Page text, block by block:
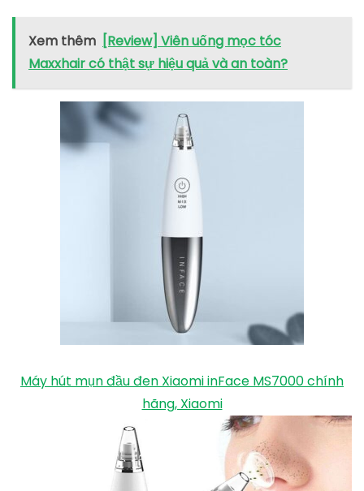
Xem thêm [Review] Viên uống mọc tóc
Maxxhair có thật sự hiệu quả và an toàn?
Máy hút mụn đầu đen Xiaomi inFace MS7000 chính
hãng, Xiaomi